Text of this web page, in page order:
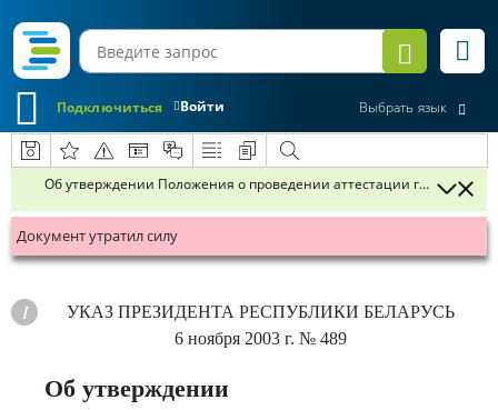
Войти
Подключиться Выбрать язык
Об утверждении Положения о проведении аттестации
Документ утратил силу
УКАЗ ПРЕЗИДЕНТА РЕСПУБЛИКИ БЕЛАРУСЬ
6 ноября 2003 г. № 489
Об утверждении